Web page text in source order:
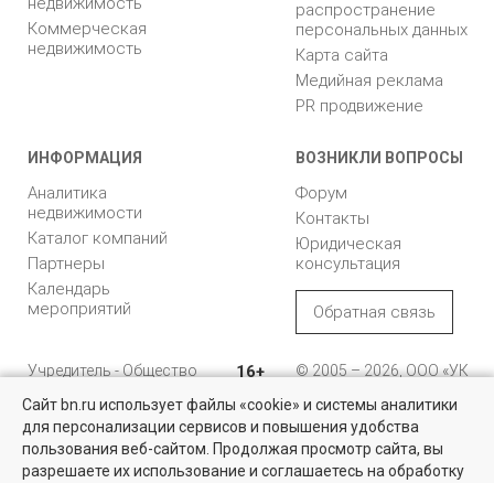
Коммерческая
недвижимость
распространение
персональных данных
Карта сайта
Медийная реклама
PR продвижение
ИНФОРМАЦИЯ
Аналитика
недвижимости
Каталог компаний
Партнеры
Календарь
мероприятий
ВОЗНИКЛИ ВОПРОСЫ
Форум
Контакты
Юридическая
консультация
Обратная связь
Учредитель - Общество
ответственностью
"Управляющая
компания "Бюллетень
недвижимости"
16+
© 2005 – 2026, ООО «УК
196105, Санкт-
Петербург, пр. Юрия
Гагарина, 1
Сайт bn.ru использует файлы «cookie» и системы аналитики
для персонализации сервисов и повышения удобства
пользования веб-сайтом. Продолжая просмотр сайта, вы
разрешаете их использование и соглашаетесь на обработку